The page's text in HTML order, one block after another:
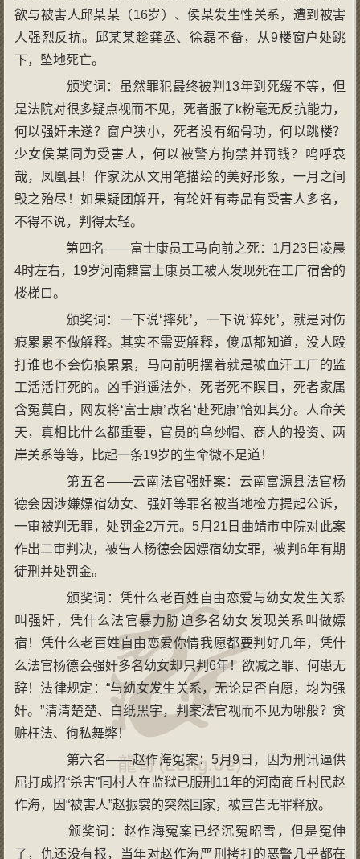
欲与被害人邱某某（16岁）、侯某发生性关系，遭到被害
人强烈反抗。邱某某趁龚丞、徐磊不备，从9楼窗户处跳
下，坠地死亡。
颁奖词：虽然罪犯最终被判13年到死缓不等，但
是法院对很多疑点视而不见，死者服了k粉毫无反抗能力，
何以强奸未遂？窗户狭小，死者没有缩骨功，何以跳楼？
少女侯某同为受害人，何以被警方拘禁并罚钱？呜呼哀
哉，凤凰县！作家沈从文用笔描绘的美好形象，一月之间
毁之殆尽！如果疑团解开，有轮奸有毒品有受害人多名，
不得不说，判得太轻。
第四名——富士康员工马向前之死：1月23日凌晨
4时左右，19岁河南籍富士康员工被人发现死在工厂宿舍的
楼梯口。
颁奖词：一下说‘摔死’，一下说‘猝死’，就是对伤
痕累累不做解释。其实不需要解释，傻瓜都知道，没人殴
打谁也不会伤痕累累，马向前明摆着就是被血汗工厂的监
工活活打死的。凶手逍遥法外，死者死不瞑目，死者家属
含冤莫白，网友将‘富士康’改名‘赴死康’恰如其分。人命关
天，真相比什么都重要，官员的乌纱帽、商人的投资、两
岸关系等等，比起一条19岁的生命微不足道！
第五名——云南法官强奸案：云南富源县法官杨
德会因涉嫌嫖宿幼女、强奸等罪名被当地检方提起公诉，
一审被判无罪，处罚金2万元。5月21日曲靖市中院对此案
作出二审判决，被告人杨德会因嫖宿幼女罪，被判6年有期
徒刑并处罚金。
颁奖词：凭什么老百姓自由恋爱与幼女发生关系
叫强奸，凭什么法官暴力胁迫多名幼女发现关系叫做嫖
宿！凭什么老百姓自由恋爱你情我愿都要判好几年，凭什
么法官杨德会强奸多名幼女却只判6年！欲减之罪、何患无
辞！法律规定：“与幼女发生关系，无论是否自愿，均为强
奸。”清清楚楚、白纸黑字，判案法官视而不见为哪般？贪
赃枉法、徇私舞弊！
第六名——赵作海冤案：5月9日，因为刑讯逼供
屈打成招“杀害”同村人在监狱已服刑11年的河南商丘村民赵
作海，因“被害人”赵振裳的突然回家，被宣告无罪释放。
颁奖词：赵作海冤案已经沉冤昭雪，但是冤伸
了，仇还没有报，当年对赵作海严刑拷打的恶警几乎都在